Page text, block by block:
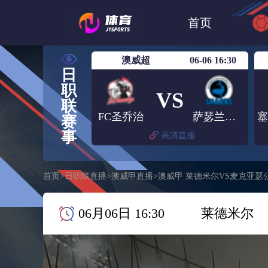
首页
日
日
职
联
赛
事
澳威超 06-06 16:30
FC圣乔治
VS
萨瑟兰鲨鱼
高清直播
首页 >日职联直播>澳威甲直播>澳威甲 莱德米尔VS麦克亚瑟
06月06日 16:30 莱德米尔